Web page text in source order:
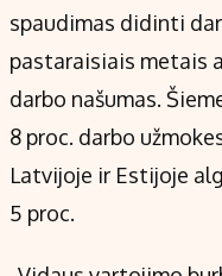
spaudimas didinti
pastaraisiais metais
darbo našumas.
8 proc. darbo
Latvijoje ir Estijoje
5 proc.